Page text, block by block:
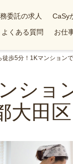
委託の求人 CaSy
よくある質問
お仕
徒歩5分！1Kマンション
ショ
田区